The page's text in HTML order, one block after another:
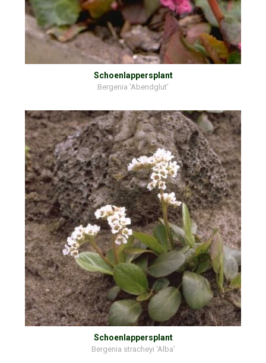
Schoenlappersplant
Bergenia 'Abendglut'
Schoenlappersplant
Bergenia stracheyi 'Alba'